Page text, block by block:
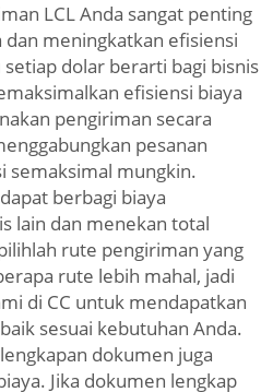
LCL Anda sangat penting
meningkatkan efisiensi
setiap dolar berarti bagi bisnis
efisiensi biaya
pengiriman secara
pesanan
semaksimal mungkin.
berbagi biaya
lain dan menekan total
rute pengiriman yang
rute lebih mahal, jadi
di CC untuk mendapatkan
sesuai kebutuhan Anda.
dokumen juga
Jika dokumen lengkap